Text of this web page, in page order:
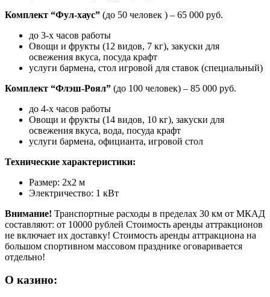
Комплект “Фул-хаус” (до 50 человек ) – 65 000 руб.
до 3-х часов работы
Овощи и фрукты (12 видов, 7 кг), закуски для
освежения вкуса, посуда крафт
услуги бармена, стол игровой для ставок (специальный)
Комплект “Флэш-Роял” (до 100 человек) – 85 000 руб.
до 4-х часов работы
Овощи и фрукты (14 видов, 10 кг), закуски для
освежения вкуса, вода, посуда крафт
услуги бармена, официанта, игровой стол
Технические характеристики:
Размер: 2х2 м
Электричество: 1 кВт
Внимание! Транспортные расходы в пределах 30 км от МКАД
составляют: от 10000 рублей Стоимость аренды аттракционов
не включает их доставку! Стоимость аренды аттракциона на
большом спортивном массовом празднике оговаривается
отдельно!
О казино: